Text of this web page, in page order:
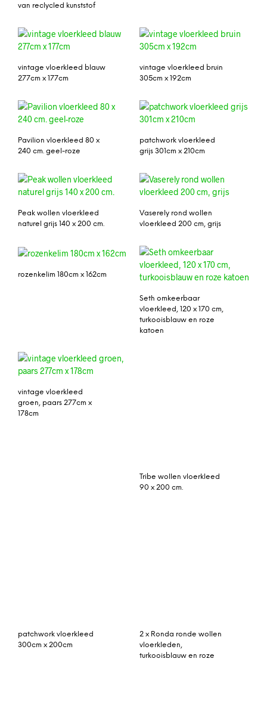
van reclycled kunststof
vintage vloerkleed blauw
277cm x 177cm
vintage vloerkleed bruin
305cm x 192cm
Pavilion vloerkleed 80 x
240 cm. geel-roze
patchwork vloerkleed
grijs 301cm x 210cm
Peak wollen vloerkleed
naturel grijs 140 x 200 cm.
Vaserely rond wollen
vloerkleed 200 cm, grijs
rozenkelim 180cm x 162cm
Seth omkeerbaar
vloerkleed, 120 x 170 cm,
turkooisblauw en roze
katoen
vintage vloerkleed
groen, paars 277cm x
178cm
2 x Ronda ronde wollen
Vintage vloerkleed,